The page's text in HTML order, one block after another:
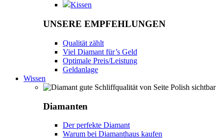
Kissen
UNSERE EMPFEHLUNGEN
Qualität zählt
Viel Diamant für’s Geld
Optimale Preis/Leistung
Geldanlage
Wissen
Diamanten
Der perfekte Diamant
Warum bei Diamanthaus kaufen